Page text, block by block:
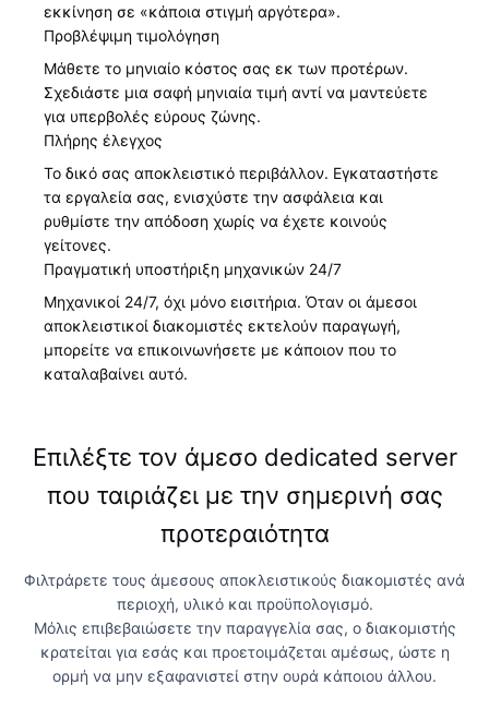
εκκίνηση σε «κάποια στιγμή αργότερα».
Προβλέψιμη τιμολόγηση
Μάθετε το μηνιαίο κόστος σας εκ των προτέρων.
Σχεδιάστε μια σαφή μηνιαία τιμή αντί να μαντεύετε
για υπερβολές εύρους ζώνης.
Πλήρης έλεγχος
Το δικό σας αποκλειστικό περιβάλλον. Εγκαταστήστε
τα εργαλεία σας, ενισχύστε την ασφάλεια και
ρυθμίστε την απόδοση χωρίς να έχετε κοινούς
γείτονες.
Πραγματική υποστήριξη μηχανικών 24/7
Μηχανικοί 24/7, όχι μόνο εισιτήρια. Όταν οι άμεσοι
αποκλειστικοί διακομιστές εκτελούν παραγωγή,
μπορείτε να επικοινωνήσετε με κάποιον που το
καταλαβαίνει αυτό.
Επιλέξτε τον άμεσο dedicated server
που ταιριάζει με την σημερινή σας
προτεραιότητα
Φιλτράρετε τους άμεσους αποκλειστικούς διακομιστές ανά
περιοχή, υλικό και προϋπολογισμό.
Μόλις επιβεβαιώσετε την παραγγελία σας, ο διακομιστής
κρατείται για εσάς και προετοιμάζεται αμέσως, ώστε η
ορμή να μην εξαφανιστεί στην ουρά κάποιου άλλου.